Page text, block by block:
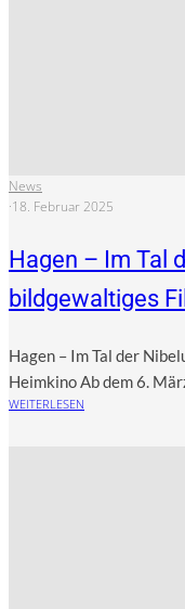
News
·18. Februar 2025
Hagen – Im Tal
bildgewaltiges
Hagen – Im Tal der
Heimkino Ab dem 6.
WEITERLESEN